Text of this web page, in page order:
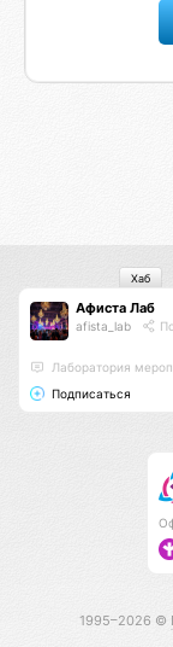
Афиста Лаб
afista_lab
Лаборатория
Подписаться
Хаб
1995–2026 ©